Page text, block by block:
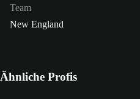
Team
New England
Ähnliche Profis